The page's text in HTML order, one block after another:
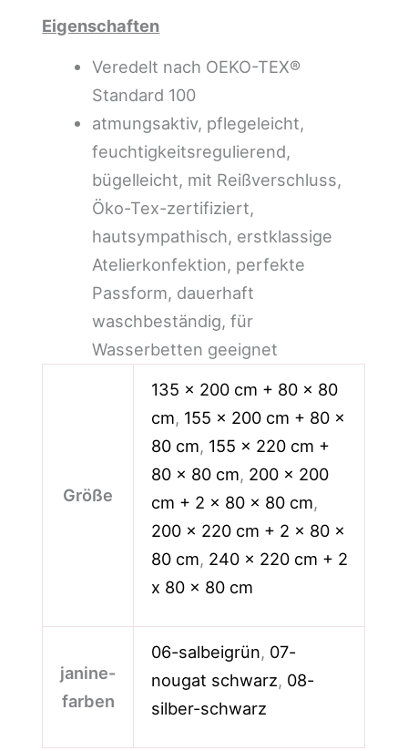
Eigenschaften
Veredelt nach OEKO-TEX®
Standard 100
atmungsaktiv, pflegeleicht,
feuchtigkeitsregulierend,
bügelleicht, mit Reißverschluss,
Öko-Tex-zertifiziert,
hautsympathisch, erstklassige
Atelierkonfektion, perfekte
Passform, dauerhaft
waschbeständig, für
Wasserbetten geeignet
Größe
135 x 200 cm + 80 x 80
cm, 155 x 200 cm + 80 x
80 cm, 155 x 220 cm +
80 x 80 cm, 200 x 200
cm + 2 x 80 x 80 cm,
200 x 220 cm + 2 x 80 x
80 cm, 240 x 220 cm + 2
x 80 x 80 cm
janine-
farben
06-salbeigrün, 07-
nougat schwarz, 08-
silber-schwarz